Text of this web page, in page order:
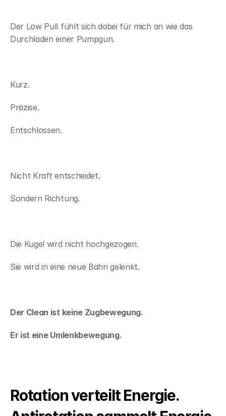
Der Low Pull fühlt sich dabei für mich an wie das
Durchladen einer Pumpgun.
Kurz.
Präzise.
Entschlossen.
Nicht Kraft entscheidet.
Sondern Richtung.
Die Kugel wird nicht hochgezogen.
Sie wird in eine neue Bahn gelenkt.
Der Clean ist keine Zugbewegung.
Er ist eine Umlenkbewegung.
Rotation verteilt Energie.